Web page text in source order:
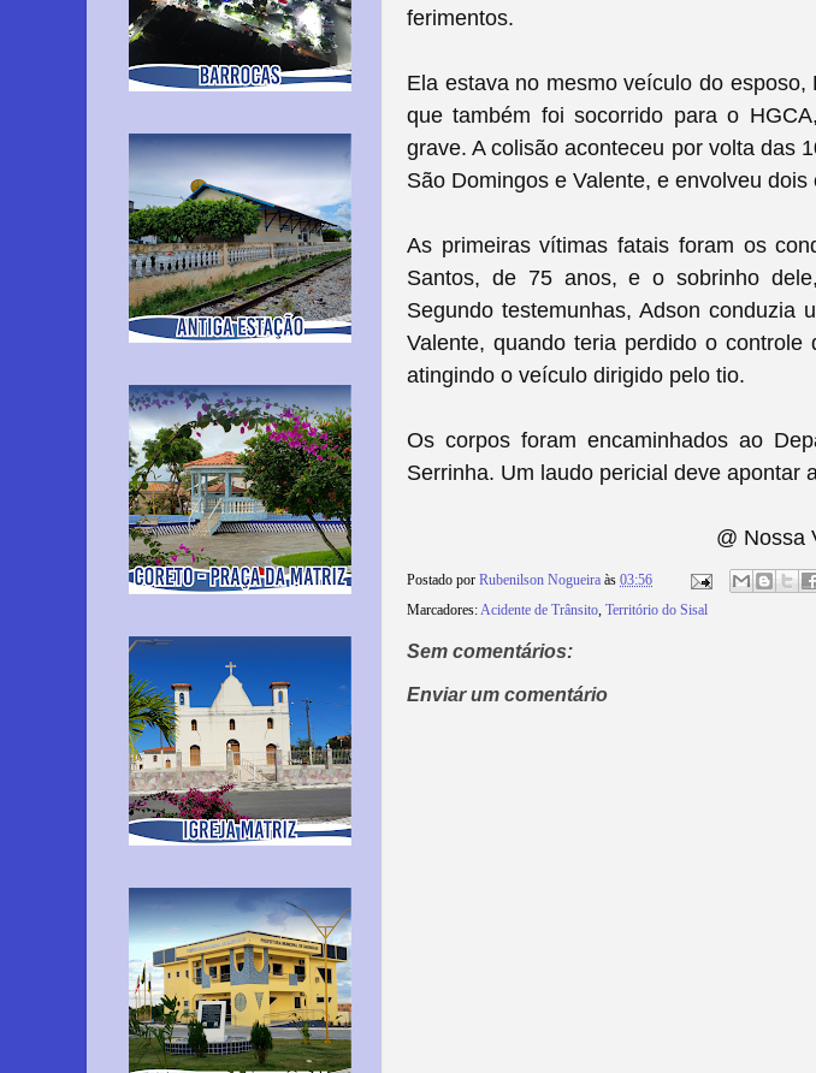
ferimentos.
Ela estava no mesmo veículo do
que também foi socorrido para o
grave. A colisão aconteceu por volta das
São Domingos e Valente, e envolveu dois
As primeiras vítimas fatais foram os
Santos, de 75 anos, e o sobrinho
Segundo testemunhas, Adson conduzia
Valente, quando teria perdido o
atingindo o veículo dirigido pelo tio.
Os corpos foram encaminhados ao
Serrinha. Um laudo pericial deve apontar
@ Nossa
Postado por Rubenilson Nogueira às 03:56
Marcadores:Acidente de Trânsito, Território do Sisal
Sem comentários:
Enviar um comentário